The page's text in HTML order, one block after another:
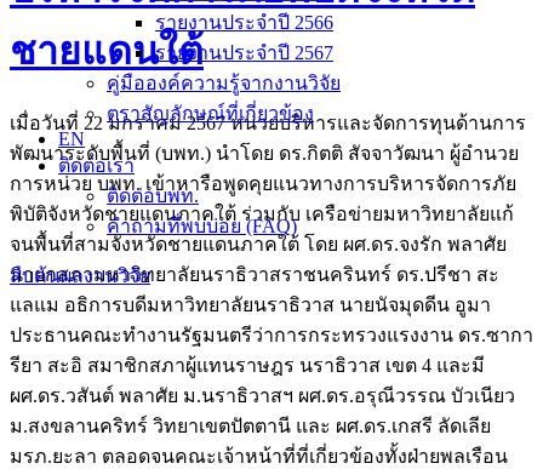
รายงานประจำปี 2566
รายงานประจำปี 2567
คู่มือองค์ความรู้จากงานวิจัย
ตราสัญลักษณ์ที่เกี่ยวข้อง
EN
ติดต่อเรา
ติดต่อบพท.
คำถามที่พบบ่อย (FAQ)
สืบค้นผลงานวิจัย
ชายแดนใต้
เมื่อวันที่ 22 มกราคม 2567 หน่วยบริหารและจัดการทุนด้านการ
พัฒนาระดับพื้นที่ (บพท.) นำโดย ดร.กิตติ สัจจาวัฒนา ผู้อำนวย
การหน่วย บพท. เข้าหารือพูดคุยแนวทางการบริหารจัดการภัย
พิบัติจังหวัดชายแดนภาคใต้ ร่วมกับ เครือข่ายมหาวิทยาลัยแก้
จนพื้นที่สามจังหวัดชายแดนภาคใต้ โดย ผศ.ดร.จงรัก พลาศัย
นายกสภามหาวิทยาลัยนราธิวาสราชนครินทร์ ดร.ปรีชา สะ
แลแม อธิการบดีมหาวิทยาลัยนราธิวาส นายนัจมุดดีน อูมา
ประธานคณะทำงานรัฐมนตรีว่าการกระทรวงแรงงาน ดร.ซากา
รียา สะอิ สมาชิกสภาผู้แทนราษฎร นราธิวาส เขต 4 และมี
ผศ.ดร.วสันต์ พลาศัย ม.นราธิวาสฯ ผศ.ดร.อรุณีวรรณ บัวเนียว
ม.สงขลานคริทร์ วิทยาเขตปัตตานี และ ผศ.ดร.เกสรี ลัดเลีย
มรภ.ยะลา ตลอดจนคณะเจ้าหน้าที่ที่เกี่ยวข้องทั้งฝ่ายพลเรือน